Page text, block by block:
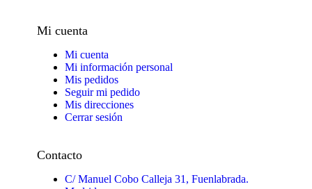
Mi cuenta
Mi cuenta
Mi información personal
Mis pedidos
Seguir mi pedido
Mis direcciones
Cerrar sesión
Contacto
C/ Manuel Cobo Calleja 31, Fuenlabrada.